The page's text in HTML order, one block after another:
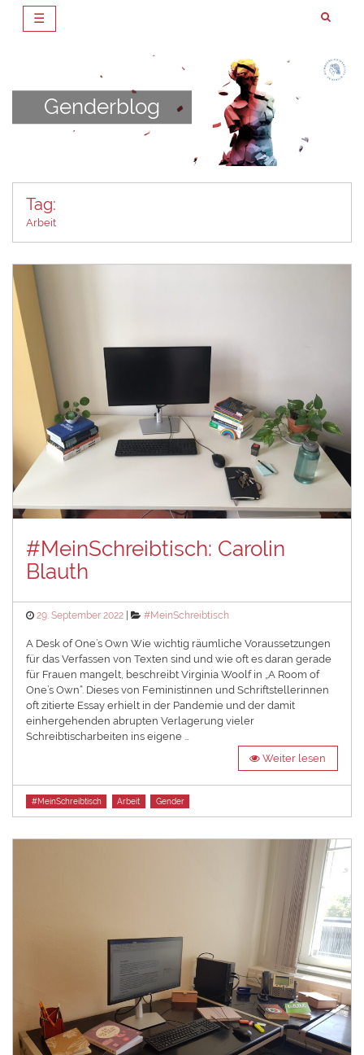
☰
Genderblog
Tag:
Arbeit
#MeinSchreibtisch: Carolin
Blauth
Posted
29. September 2022 Categories
#MeinSchreibtisch
A Desk of One’s Own Wie wichtig räumliche Voraussetzungen
für das Verfassen von Texten sind und wie oft es daran gerade
für Frauen mangelt, beschreibt Virginia Woolf in „A Room of
One’s Own“. Dieses von Feministinnen und Schriftstellerinnen
oft zitierte Essay erhielt in der Pandemie und der damit
einhergehenden abrupten Verlagerung vieler
Schreibtischarbeiten ins eigene …
Weiter lesen
Tags
#MeinSchreibtisch Arbeit Gender